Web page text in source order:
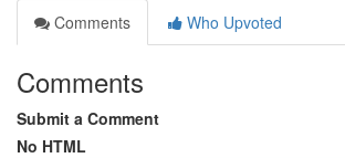
Comments
Who Upvoted
Comments
Submit a Comment
No HTML